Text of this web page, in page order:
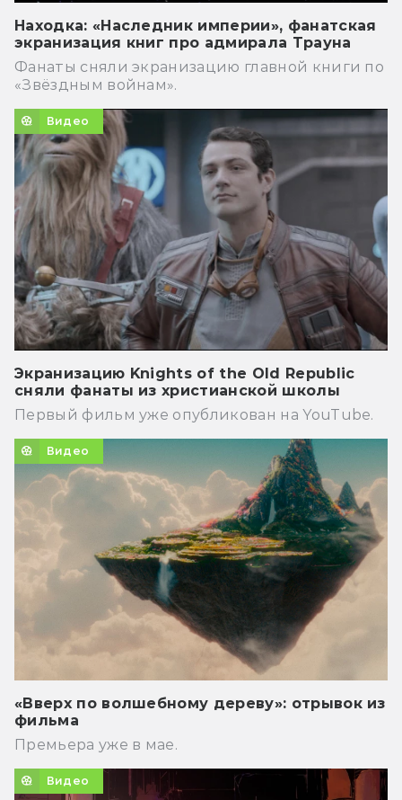
Находка: «Наследник империи», фанатская
экранизация книг про адмирала Трауна
Фанаты сняли экранизацию главной книги по
«Звёздным войнам».
Видео
Экранизацию Knights of the Old Republic
сняли фанаты из христианской школы
Первый фильм уже опубликован на YouTube.
Видео
«Вверх по волшебному дереву»: отрывок из
фильма
Премьера уже в мае.
Видео